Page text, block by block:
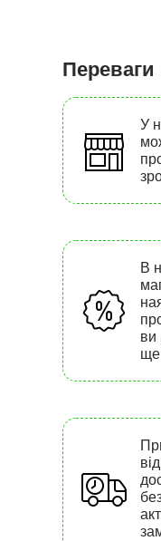
Переваги
У
В
ви
ще